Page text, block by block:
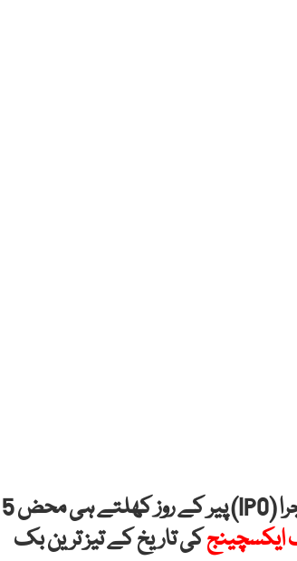
سروس لانگ مارچ ٹائرز لمیٹڈ (SLM) کا ابتدائی عوامی شیئرز کا اجرا (IPO) پیر کے روز کھلتے ہی محض 5
ایکسچینجکی تاریخ کے تیز ترین بک